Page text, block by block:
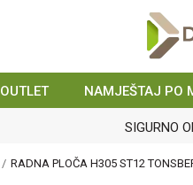
OUTLET NAMJEŠTAJ PO
SIGURNO
RADNA PLOČA H305 ST12